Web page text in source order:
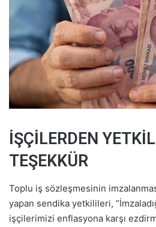
İŞÇİLERDEN
TEŞEKKÜR
Toplu iş sözleşmesinin
yapan sendika yetkilileri,
işçilerimizi enflasyona karşı